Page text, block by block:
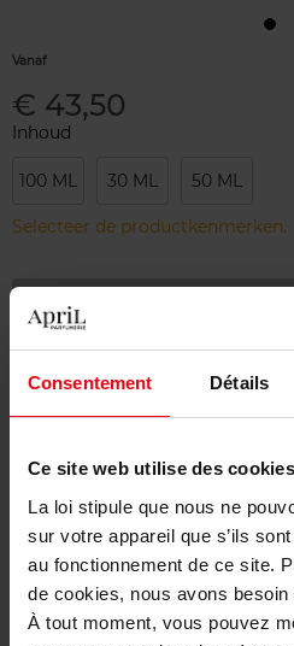
Consentement Détails
Ce site web utilise des
La loi stipule que nous ne
sur votre appareil que s’ils
au fonctionnement de ce site.
de cookies, nous avons
À tout moment, vous pouvez
Vanaf
€ 43,50
Inhoud
100 ML 30 ML 50 ML
Selecteer de productkenmerken.
Gratis levering bij
Gratis retour in je
Beschrijving